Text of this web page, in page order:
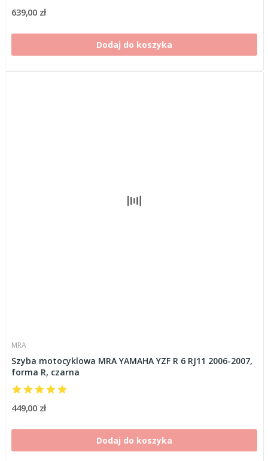
639,00 zł
Dodaj do koszyka
MRA
Szyba motocyklowa MRA YAMAHA YZF R 6 RJ11 2006-2007,
forma R, czarna
449,00 zł
Dodaj do koszyka